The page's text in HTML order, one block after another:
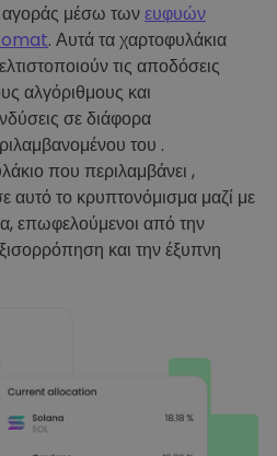
αγοράς μέσω τωνευφυών
. Αυτά τα χαρτοφυλάκια
τις αποδόσεις
αλγόριθμους και
σε διάφορα
του .
που περιλαμβάνει ,
αυτό το κρυπτονόμισμα μαζί με
επωφελούμενοι από την
και την έξυπνη